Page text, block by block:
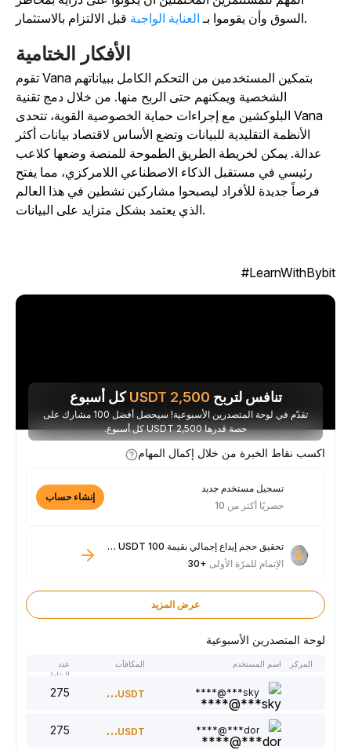
السوق وأن يقوموا بـالعناية الواجبة
الأفكار الختامية
تقوم Vana بتمكين المستخدمين من التحكم الكامل ببياناتهم
الشخصية ويمكنهم حتى الربح منها. من خلال دمج تقنية
البلوكشين مع إجراءات حماية الخصوصية القوية، تتحدى Vana
الأنظمة التقليدية للبيانات وتضع الأساس لاقتصاد بيانات أكثر
عدالة. يمكن لخريطة الطريق الطموحة للمنصة وضعها كلاعب
رئيسي في مستقبل الذكاء الاصطناعي اللامركزي، مما يفتح
فرصاً جديدة للأفراد ليصبحوا مشاركين نشطين في هذا العالم
تنافس لتربح 2,500
USDTكل أسبوع
تقدّم في لوحة المتصدرين الأسبوعية! سيحصل أفضل 100 مشارك على
حصة قدرها 2,500 USDT كل أسبوع.
اكسب نقاط الخبرة من خلال إكمال المهام
تسجيل مستخدم جديد
حصريًا أكثر من 10
إنشاء حساب
تحقيق حجم إيداع إجمالي بقيمة 100 USDT فأكثر
الإتمام للمرّة الأولى+30
عرض المزيد
لوحة المتصدرين الأسبوعية
المركز اسم المستخدم المكافآت
النقاط
sky***@****
300USDT
dor***@****
220USDT